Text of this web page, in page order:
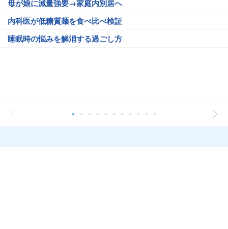
母が娘に減量強要→家庭内別居へ
内科医が低糖質麺を食べ比べ検証
睡眠時の悩みを解消する過ごし方